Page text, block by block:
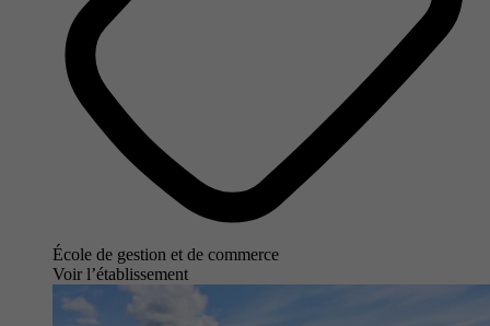
École de gestion et de commerce
Voir l’établissement